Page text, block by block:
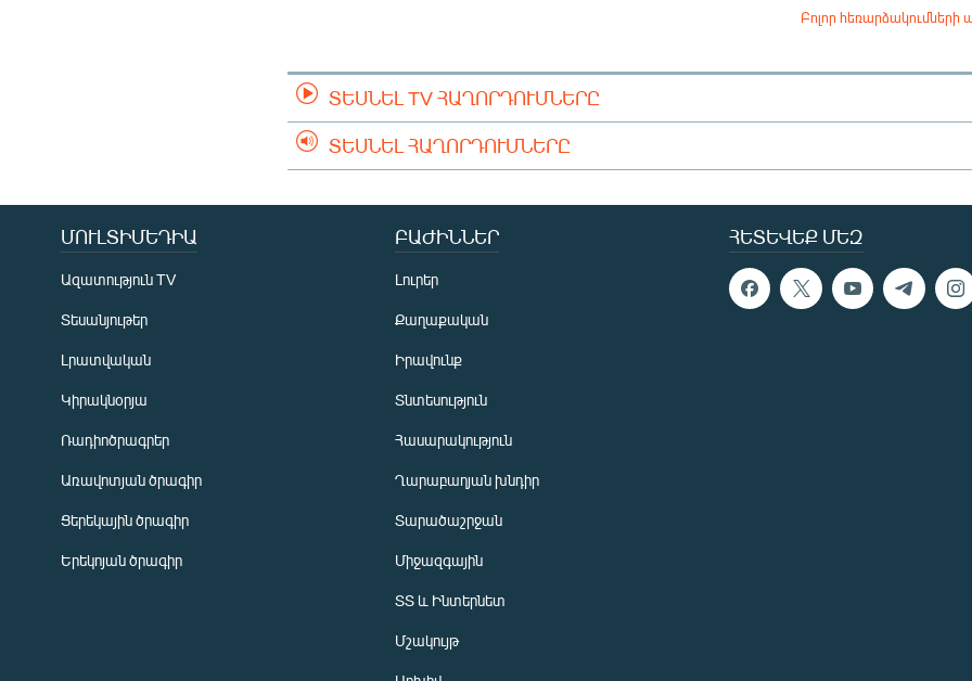
Բոլոր հեռարձակումների
ՏԵՍՆԵԼ TV ՀԱՂՈՐԴՈՒՄՆԵՐԸ
ՏԵՍՆԵԼ ՀԱՂՈՐԴՈՒՄՆԵՐԸ
ՀԵՏԵՎԵՔ ՄԵԶ
ՄՈՒԼՏԻՄԵԴԻԱ
Ազատություն TV
Տեսանյութեր
Լրատվական
Կիրակնօրյա
Ռադիոծրագրեր
Առավոտյան ծրագիր
Ցերեկային ծրագիր
Երեկոյան ծրագիր
ԲԱԺԻՆՆԵՐ
Լուրեր
Քաղաքական
Իրավունք
Տնտեսություն
Հասարակություն
Ղարաբաղյան խնդիր
Տարածաշրջան
Միջազգային
ՏՏ և Ինտերնետ
Մշակույթ